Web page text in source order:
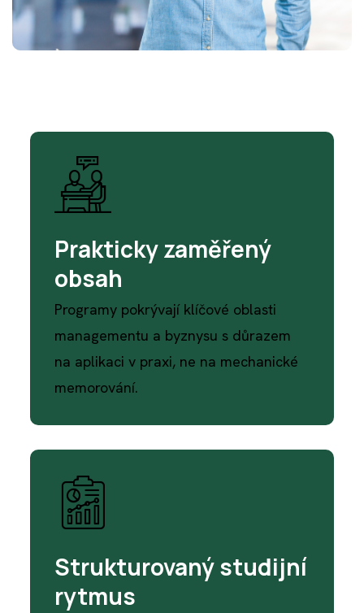
Prakticky zaměřený
obsah
Programy pokrývají klíčové oblasti
managementu a byznysu s důrazem
na aplikaci v praxi, ne na mechanické
memorování.
Strukturovaný studijní
rytmus